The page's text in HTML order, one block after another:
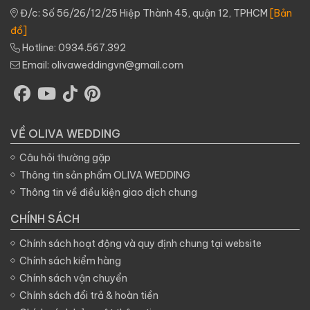
Đ/c: Số 56/26/12/25 Hiệp Thành 45, quận 12, TPHCM [Bản
đồ]
Hotline: 0934.567.392
Email: olivaweddingvn@gmail.com
VỀ OLIVA WEDDING
Câu hỏi thường gặp
Thông tin sản phẩm OLIVA WEDDING
Thông tin về điều kiện giao dịch chung
CHÍNH SÁCH
Chính sách hoạt động và quy định chung tại website
Chính sách kiểm hàng
Chính sách vận chuyển
Chính sách đổi trả & hoàn tiền